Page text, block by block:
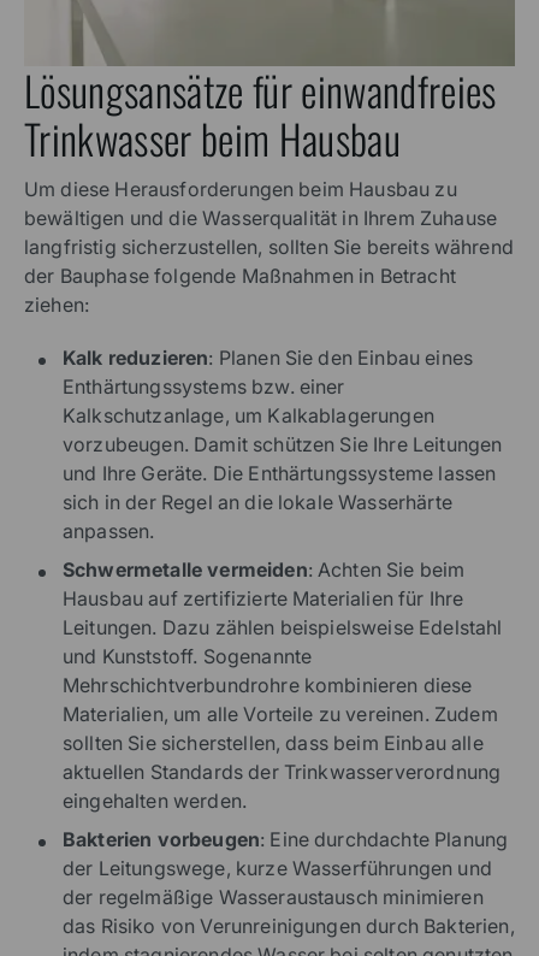
Lösungsansätze für einwandfreies
Trinkwasser beim Hausbau
Um diese Herausforderungen beim Hausbau zu
bewältigen und die Wasserqualität in Ihrem Zuhause
langfristig sicherzustellen, sollten Sie bereits während
der Bauphase folgende Maßnahmen in Betracht
ziehen:
Kalk reduzieren: Planen Sie den Einbau eines
Enthärtungssystems bzw. einer
Kalkschutzanlage, um Kalkablagerungen
vorzubeugen. Damit schützen Sie Ihre Leitungen
und Ihre Geräte. Die Enthärtungssysteme lassen
sich in der Regel an die lokale Wasserhärte
anpassen.
Schwermetalle vermeiden: Achten Sie beim
Hausbau auf zertifizierte Materialien für Ihre
Leitungen. Dazu zählen beispielsweise Edelstahl
und Kunststoff. Sogenannte
Mehrschichtverbundrohre kombinieren diese
Materialien, um alle Vorteile zu vereinen. Zudem
sollten Sie sicherstellen, dass beim Einbau alle
aktuellen Standards der Trinkwasserverordnung
eingehalten werden.
Bakterien vorbeugen: Eine durchdachte Planung
der Leitungswege, kurze Wasserführungen und
der regelmäßige Wasseraustausch minimieren
das Risiko von Verunreinigungen durch Bakterien,